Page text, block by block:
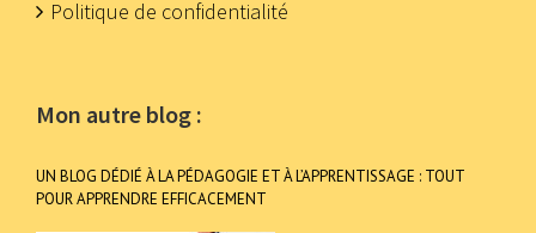
Politique de confidentialité
Mon autre blog :
UN BLOG DÉDIÉ À LA PÉDAGOGIE ET À L’APPRENTISSAGE : TOUT
POUR APPRENDRE EFFICACEMENT